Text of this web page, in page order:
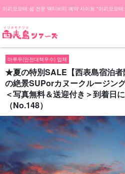
이리오모테 섬 전문 액티비티 예약 사이트 "이리오모테
마루우(안전대책우수) 업체
★夏の特別SALE【西表島宿泊者
の絶景SUPorカヌークルージン
＜写真無料＆送迎付き＞到着日
（No.148）